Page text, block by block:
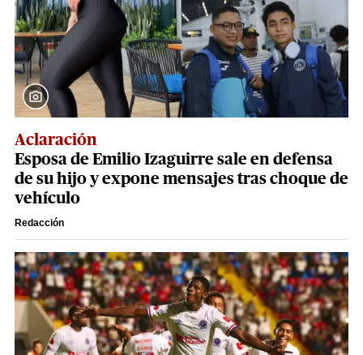
Aclaración
Esposa de Emilio Izaguirre sale en defensa
de su hijo y expone mensajes tras choque de
vehículo
Redacción